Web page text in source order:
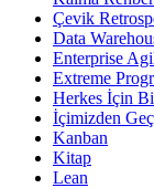
Çevik
Data
Enterprise
Extreme
Herkes İçin
İçimizden
Kanban
Kitap
Lean